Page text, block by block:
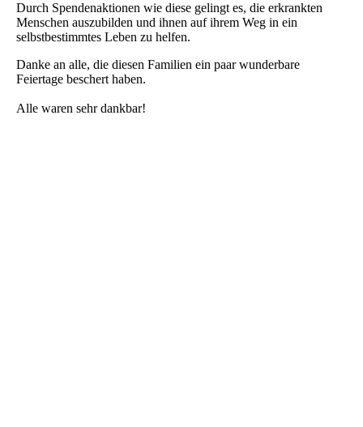
Durch Spendenaktionen wie diese gelingt es, die erkrankten
Menschen auszubilden und ihnen auf ihrem Weg in ein
selbstbestimmtes Leben zu helfen.
Danke an alle, die diesen Familien ein paar wunderbare
Feiertage beschert haben.
Alle waren sehr dankbar!